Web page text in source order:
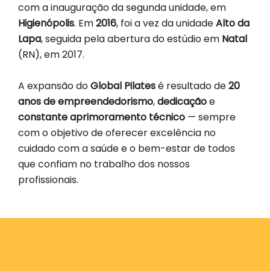
com a inauguração da segunda unidade, em
Higienópolis. Em2016, foi a vez da unidadeAlto da
Lapa, seguida pela abertura do estúdio em Natal
(RN), em 2017.
A expansão doGlobal Pilatesé resultado de20
anos de empreendedorismo,dedicaçãoe
constante aprimoramento técnico — sempre
com o objetivo de oferecer excelência no
cuidado com a saúde e o bem-estar de todos
que confiam no trabalho dos nossos
profissionais.